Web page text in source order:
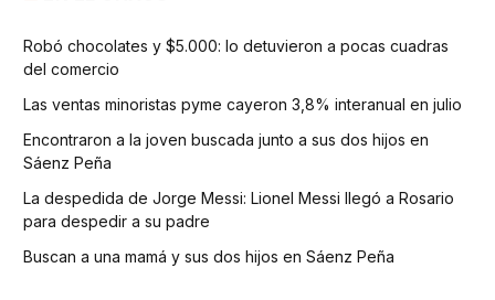
Robó chocolates y $5.000: lo detuvieron a pocas cuadras
del comercio
Las ventas minoristas pyme cayeron 3,8% interanual en julio
Encontraron a la joven buscada junto a sus dos hijos en
Sáenz Peña
La despedida de Jorge Messi: Lionel Messi llegó a Rosario
para despedir a su padre
Buscan a una mamá y sus dos hijos en Sáenz Peña